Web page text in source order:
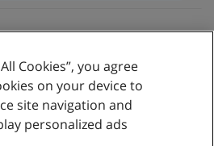
Reglas de uso
de datos
Cookies”, you agree
on your device to
site navigation and
personalized ads